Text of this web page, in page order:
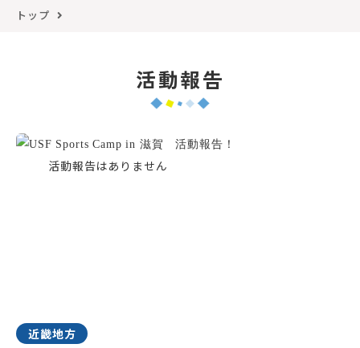
トップ
活動報告
近畿地方